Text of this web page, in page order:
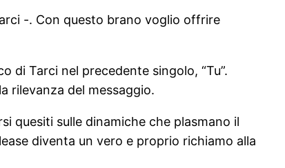
-. Con questo brano voglio offrire
di Tarci nel precedente singolo, “Tu”.
rilevanza del messaggio.
quesiti sulle dinamiche che plasmano il
diventa un vero e proprio richiamo alla